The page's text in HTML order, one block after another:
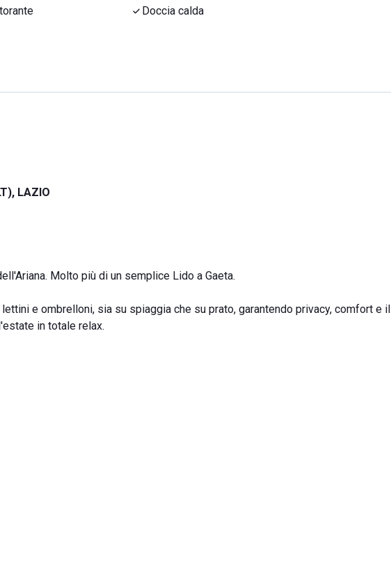
Doccia calda
LAZIO
Molto più di un semplice Lido a Gaeta.
e ombrelloni, sia su spiaggia che su prato, garantendo privacy, comfort e il
in totale relax.